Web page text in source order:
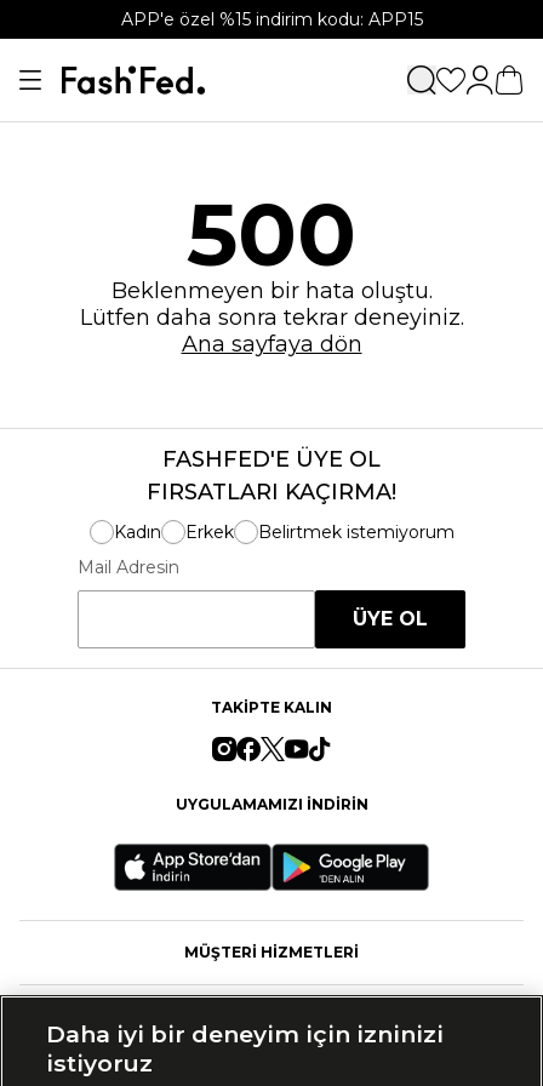
APP'e özel %15 indirim kodu: APP15
500
Beklenmeyen bir hata oluştu.
Lütfen daha sonra tekrar deneyiniz.
Ana sayfaya dön
FASHFED'E ÜYE OL
FIRSATLARI KAÇIRMA!
Kadın Erkek
Belirtmek istemiyorum
Mail Adresin
ÜYE OL
TAKİPTE KALIN
UYGULAMAMIZI İNDİRİN
MÜŞTERİ HİZMETLERİ
Daha iyi bir deneyim için izninizi
istiyoruz